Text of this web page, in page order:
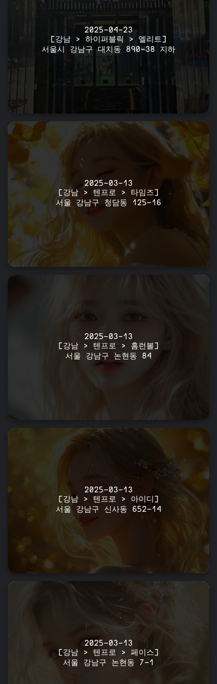
2025-04-23
[강남 > 하이퍼블릭 > 엘리트]
서울시 강남구 대치동 890-38 지하
2025-03-13
[강남 > 텐프로 > 타임즈]
서울 강남구 청담동 125-16
2025-03-13
[강남 > 텐프로 > 홈런볼]
서울 강남구 논현동 84
2025-03-13
[강남 > 텐프로 > 아이디]
서울 강남구 신사동 652-14
2025-03-13
[강남 > 텐프로 > 페이스]
서울 강남구 논현동 7-1